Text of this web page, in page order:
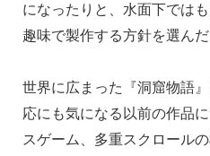
になったりと、水面下では
趣味で製作する方針を選んだ
世界に広まった『洞窟物語
応にも気になる以前の作品
スゲーム、多重スクロール